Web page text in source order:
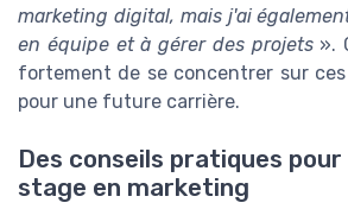
marketing digital, mais j'ai
en équipe et à gérer des projets».
fortement de se concentrer sur
pour une future carrière.
Des conseils pratiques
stage en marketing